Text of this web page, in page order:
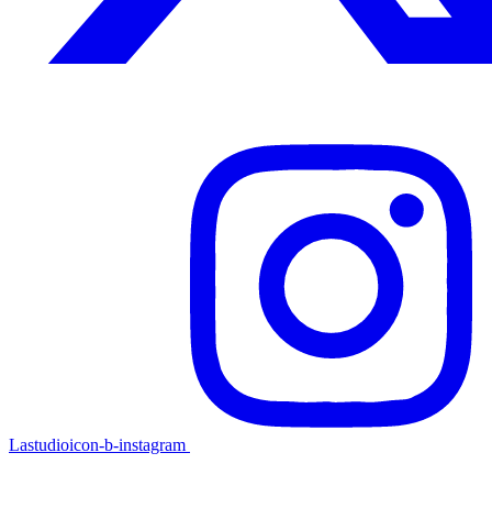
Lastudioicon-b-instagram